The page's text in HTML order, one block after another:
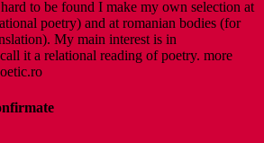
to be found I make my own selection at
poetry) and at romanian bodies (for
My main interest is in
it a relational reading of poetry. more